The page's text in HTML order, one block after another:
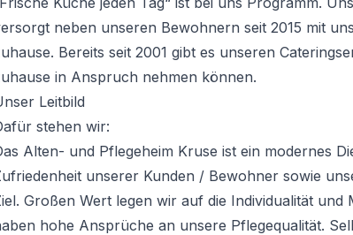
neben unseren Bewohnern seit 2015 mit
Bereits seit 2001 gibt es unseren
in Anspruch nehmen können.
Leitbild
stehen wir:
Alten- und Pflegeheim Kruse ist ein modernes
unserer Kunden / Bewohner sowie
Großen Wert legen wir auf die Individualität
hohe Ansprüche an unsere Pflegequalität.